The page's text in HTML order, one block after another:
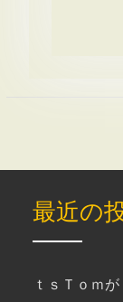
最近の
ｔｓＴｏｍ